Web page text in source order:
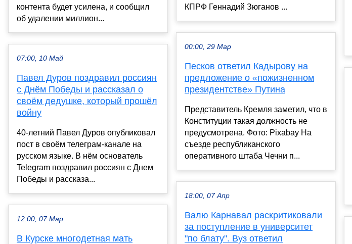
контента будет усилена, и сообщил
об удалении миллион...
07:00, 10 Май
Павел Дуров поздравил россиян
с Днём Победы и рассказал о
своём дедушке, который прошёл
войну
40-летний Павел Дуров опубликовал
пост в своём телеграм-канале на
русском языке. В нём основатель
Telegram поздравил россиян с Днем
Победы и рассказа...
12:00, 07 Мар
В Курске многодетная мать
КПРФ Геннадий Зюганов ...
00:00, 29 Мар
Песков ответил Кадырову на
предложение о «пожизненном
президентстве» Путина
Представитель Кремля заметил, что в
Конституции такая должность не
предусмотрена. Фото: Pixabay На
съезде республиканского
оперативного штаба Чечни п...
18:00, 07 Апр
Валю Карнавал раскритиковали
за поступление в университет
"по блату". Вуз ответил